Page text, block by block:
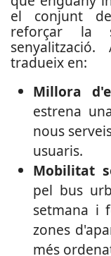
el conjunt
reforçar la
tradueix en:
Millora
estrena
nous
usuaris.
Mobilitat
pel bus
setmana i
zones
més